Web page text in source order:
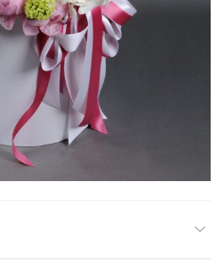
до кошика
один клік